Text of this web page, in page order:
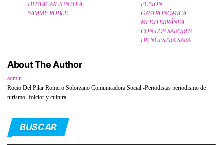
DESTACAN JUNTO A
SAMMY ROBLE
FUSIÓN
GASTRONÓMICA
MEDITERRÁNEA
CON LOS SABORES
DE NUESTRA SABA
About The Author
admin
Rocio Del Pilar Romero Solorzano Comunicadora Social -Periodistas periodismo de
turismo- folclor y cultura.
BUSCAR